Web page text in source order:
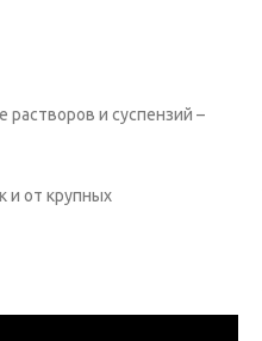
и суспензий –
и от крупных